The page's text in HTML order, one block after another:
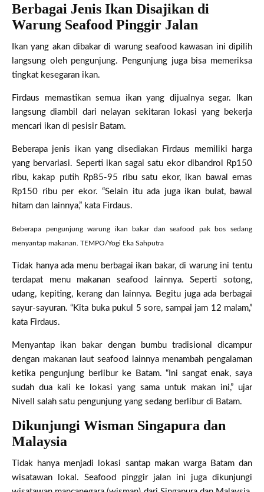
Berbagai Jenis Ikan Disajikan di
Warung Seafood Pinggir Jalan
Ikan yang akan dibakar di warung seafood kawasan ini dipilih
langsung oleh pengunjung. Pengunjung juga bisa memeriksa
tingkat kesegaran ikan.
Firdaus memastikan semua ikan yang dijualnya segar. Ikan
langsung diambil dari nelayan sekitaran lokasi yang bekerja
mencari ikan di pesisir Batam.
Beberapa jenis ikan yang disediakan Firdaus memiliki harga
yang bervariasi. Seperti ikan sagai satu ekor dibandrol Rp150
ribu, kakap putih Rp85-95 ribu satu ekor, ikan bawal emas
Rp150 ribu per ekor. “Selain itu ada juga ikan bulat, bawal
hitam dan lainnya,” kata Firdaus.
Beberapa pengunjung warung ikan bakar dan seafood pak bos sedang
menyantap makanan. TEMPO/Yogi Eka Sahputra
Tidak hanya ada menu berbagai ikan bakar, di warung ini tentu
terdapat menu makanan seafood lainnya. Seperti sotong,
udang, kepiting, kerang dan lainnya. Begitu juga ada berbagai
sayur-sayuran. “Kita buka pukul 5 sore, sampai jam 12 malam,”
kata Firdaus.
Menyantap ikan bakar dengan bumbu tradisional dicampur
dengan makanan laut seafood lainnya menambah pengalaman
ketika pengunjung berlibur ke Batam. “Ini sangat enak, saya
sudah dua kali ke lokasi yang sama untuk makan ini,” ujar
Nivell salah satu pengunjung yang sedang berlibur di Batam.
Dikunjungi Wisman Singapura dan
Malaysia
Tidak hanya menjadi lokasi santap makan warga Batam dan
wisatawan lokal. Seafood pinggir jalan ini juga dikunjungi